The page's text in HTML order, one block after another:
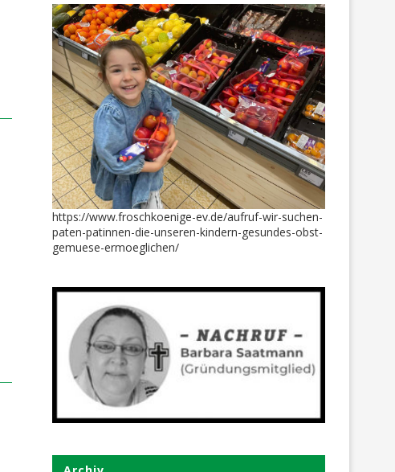
https://www.froschkoenige-ev.de/aufruf-wir-suchen-
paten-patinnen-die-unseren-kindern-gesundes-obst-
gemuese-ermoeglichen/